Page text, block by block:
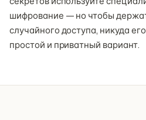
шифрование — но чтобы
случайного доступа, никуда
простой и приватный вариант.